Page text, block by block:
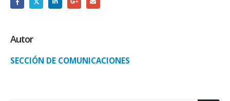
Autor
SECCIÓN DE COMUNICACIONES